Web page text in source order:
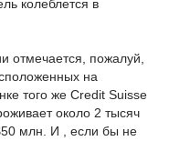
колеблется в
отмечается, пожалуй,
на
того же Credit Suisse
около 2 тысяч
млн. И , если бы не